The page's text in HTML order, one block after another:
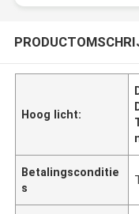
Hoog licht:
Betalingsconditie
s